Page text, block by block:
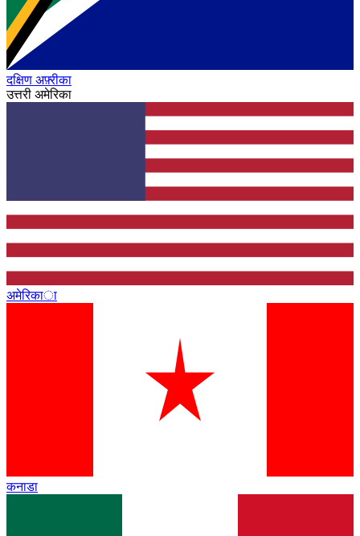
दक्षिण अफ़्रीका
उत्तरी अमेरिका
अमेरिका
कनाडा